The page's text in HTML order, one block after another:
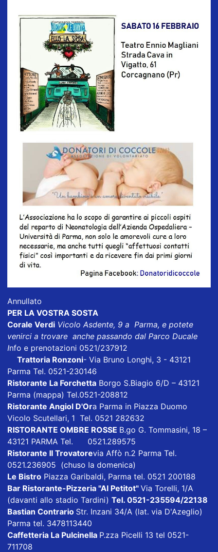
Annullato
PER LA VOSTRA SOSTA
Corale Verdi Vicolo Asdente, 9 a Parma, e potete
venirci a trovare anche passando dal Parco Ducale
Info e prenotazioni 0521/237912
Trattoria Ronzoni- Via Bruno Longhi, 3 - 43121
Parma Tel. 0521-230146
Ristorante La Forchetta Borgo S.Biagio 6/D – 43121
Parma (mappa) Tel.0521-208812
Ristorante Angiol D'Ora Parma in Piazza Duomo
Vicolo Scutellari, 1 Tel. 0521 282632
RISTORANTE OMBRE ROSSE B.go G. Tommasini, 18 –
43121 PARMA Tel. 0521.289575
Ristorante Il Trovatorevia Affò n.2 Parma Tel.
0521.236905 (chuso la domenica)
Le Bistro Piazza Garibaldi, Parma tel. 0521 200188
Bar Ristorante-Pizzeria "Al Petitot" Via Torelli, 1/A
(davanti allo stadio Tardini) Tel. 0521-235594/22138
Bastian Contrario Str. Inzani 34/A (lat. via D'Azeglio)
Parma tel. 3478113440
Caffetteria La Pulcinella P.zza Picelli 13 tel 0521-
711708